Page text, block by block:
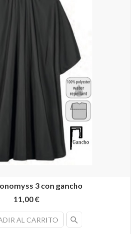
3 con gancho
11,00 €
AL CARRITO search